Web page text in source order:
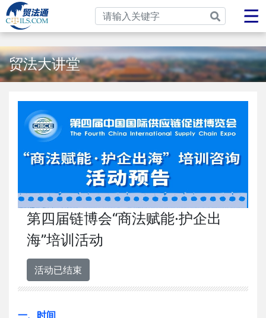
贸法大讲堂
第四届链博会“商法赋能·护企出
海”培训活动
活动已结束
一、时间